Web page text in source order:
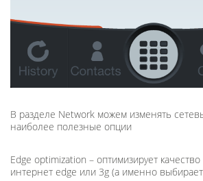
В разделе Network можем изменять
наиболее полезные опции
Edge optimization – оптимизирует
интернет edge или 3g (а именно